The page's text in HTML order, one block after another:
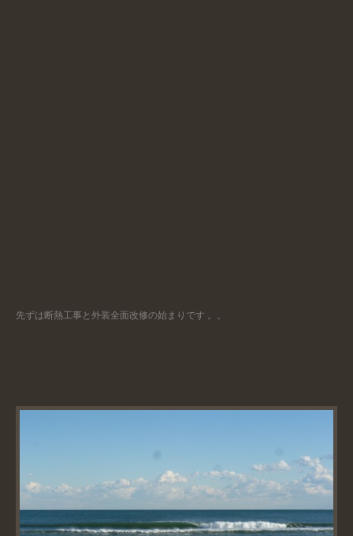
先ずは断熱工事と外装全面改修の始まりです 。。